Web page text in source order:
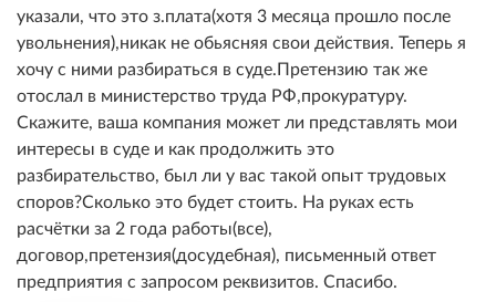
указали, что это з.плата(хотя 3 месяца прошло после
увольнения),никак не обьясняя свои действия. Теперь я
хочу с ними разбираться в суде.Претензию так же
отослал в министерство труда РФ,прокуратуру.
Скажите, ваша компания может ли представлять мои
интересы в суде и как продолжить это
разбирательство, был ли у вас такой опыт трудовых
споров?Сколько это будет стоить. На руках есть
расчётки за 2 года работы(все),
договор,претензия(досудебная), письменный ответ
предприятия с запросом реквизитов. Спасибо.